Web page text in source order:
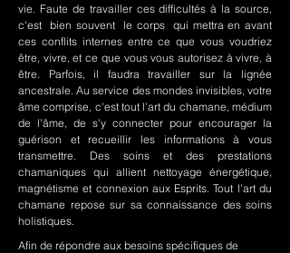
vie. Faute de travailler ces difficultés à la source,
c'est bien souvent le corps qui mettra en avant
ces conflits internes entre ce que vous voudriez
être, vivre, et ce que vous vous autorisez à vivre, à
être. Parfois, il faudra travailler sur la lignée
ancestrale. Au service des mondes invisibles, votre
âme comprise, c'est tout l'art du chamane, médium
de l'âme, de s'y connecter pour encourager la
guérison et recueillir les informations à vous
transmettre. Des soins et des prestations
chamaniques qui allient nettoyage énergétique,
magnétisme et connexion aux Esprits. Tout l'art du
chamane repose sur sa connaissance des soins
holistiques.
Afin de répondre aux besoins spécifiques de